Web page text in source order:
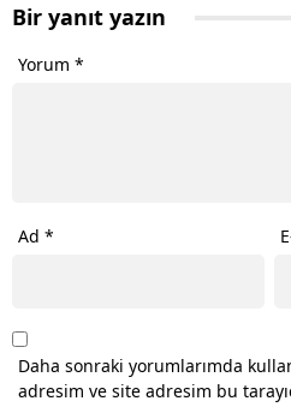
Bir yanıt yazın
Yorum *
Ad *
Daha sonraki yorumlarımda
adresim ve site adresim bu